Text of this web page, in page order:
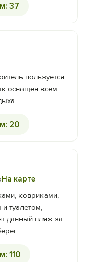
37
пользуется
оснащен всем
20
На карте
ковриками,
туалетом,
данный пляж за
110